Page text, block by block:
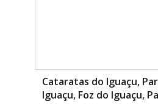
Cataratas do Iguaçu,
Iguaçu, Foz do Iguaçu,